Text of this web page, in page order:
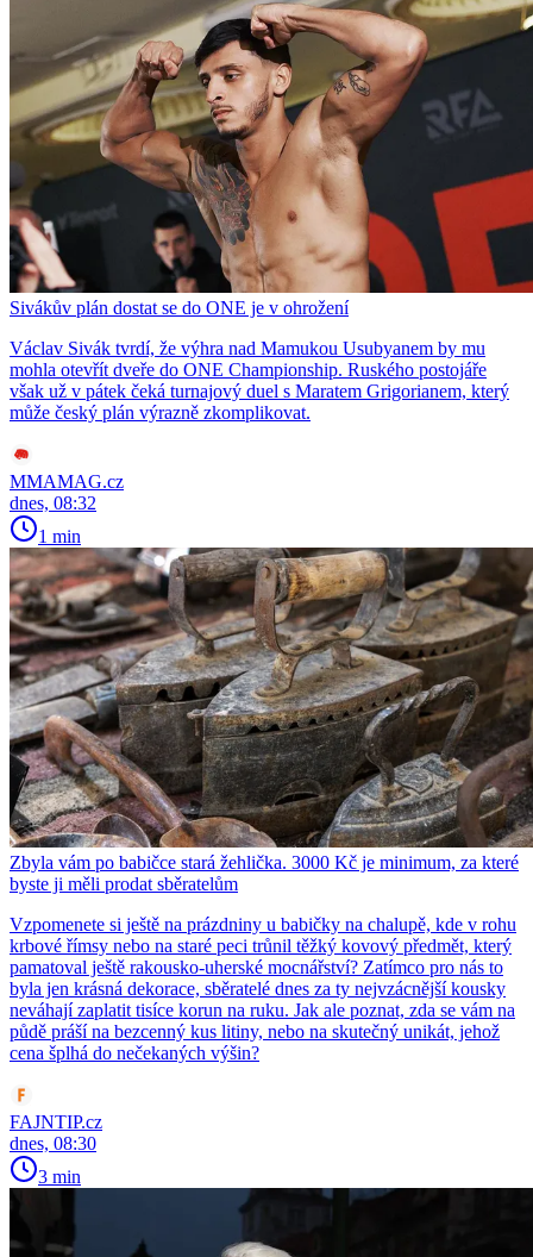
Sivákův plán dostat se do ONE je v ohrožení
Václav Sivák tvrdí, že výhra nad Mamukou Usubyanem by mu
mohla otevřít dveře do ONE Championship. Ruského postojáře
však už v pátek čeká turnajový duel s Maratem Grigorianem, který
může český plán výrazně zkomplikovat.
MMAMAG.cz
dnes, 08:32
1 min
Zbyla vám po babičce stará žehlička. 3000 Kč je minimum, za které
byste ji měli prodat sběratelům
Vzpomenete si ještě na prázdniny u babičky na chalupě, kde v rohu
krbové římsy nebo na staré peci trůnil těžký kovový předmět, který
pamatoval ještě rakousko-uherské mocnářství? Zatímco pro nás to
byla jen krásná dekorace, sběratelé dnes za ty nejvzácnější kousky
neváhají zaplatit tisíce korun na ruku. Jak ale poznat, zda se vám na
půdě práší na bezcenný kus litiny, nebo na skutečný unikát, jehož
cena šplhá do nečekaných výšin?
FAJNTIP.cz
dnes, 08:30
3 min